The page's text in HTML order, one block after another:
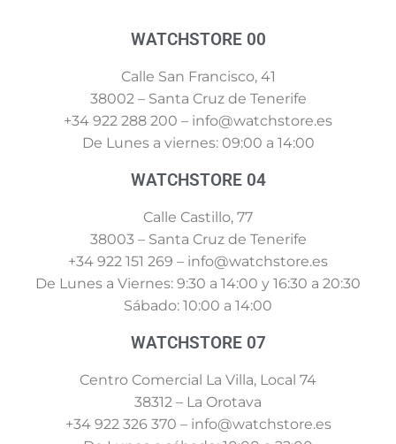
WATCHSTORE 00
Calle San Francisco, 41
38002 – Santa Cruz de Tenerife
+34 922 288 200 – info@watchstore.es
De Lunes a viernes: 09:00 a 14:00
WATCHSTORE 04
Calle Castillo, 77
38003 – Santa Cruz de Tenerife
+34 922 151 269 – info@watchstore.es
De Lunes a Viernes: 9:30 a 14:00 y 16:30 a 20:30
Sábado: 10:00 a 14:00
WATCHSTORE 07
Centro Comercial La Villa, Local 74
38312 – La Orotava
+34 922 326 370 – info@watchstore.es